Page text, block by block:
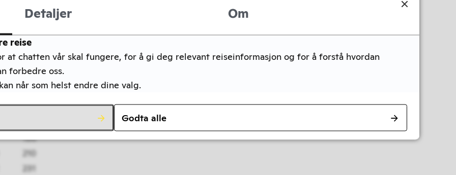
36
59
88
113
136
186
210
231
Detaljer Om
reise
at chatten vår skal fungere, for å gi deg relevant reiseinformasjon og for å forstå hvordan
forbedre oss.
når som helst endre dine valg.
Godta alle